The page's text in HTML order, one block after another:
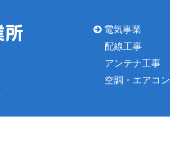
電気事業
配線工事
アンテナ工事
空調・エアコン